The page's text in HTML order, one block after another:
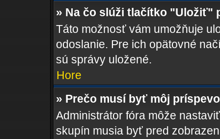
» Na čo slúži tlačítko "Uložiť"
Táto možnosť vám umožňuje
odoslanie. Pre ich opätovné
sú správy uložené.
Hore
» Prečo musí byť môj
Administrátor fóra môže
skupín musia byť pred